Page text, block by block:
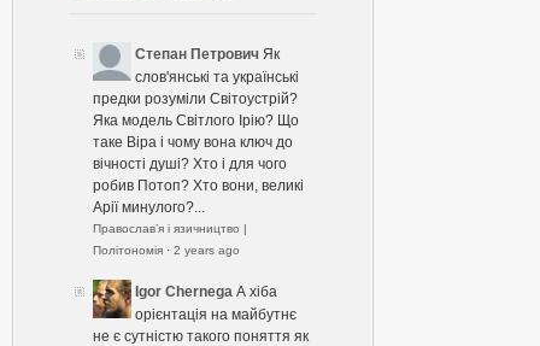
Степан Петрович Як
слов'янські та українські
предки розуміли Світоустрій?
Яка модель Світлого Ірію? Що
таке Віра і чому вона ключ до
вічності душі? Хто і для чого
робив Потоп? Хто вони, великі
Арії минулого?...
Православ’я і язичництво |
Політономія · 2 years ago
Igor Chernega А хіба
орієнтація на майбутнє
не є сутністю такого поняття як